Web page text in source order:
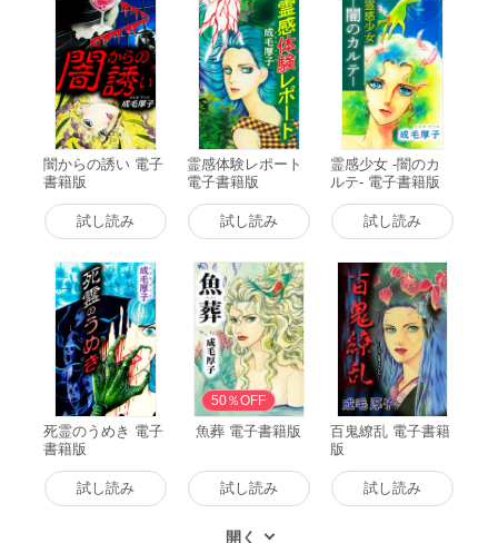
闇からの誘い 電子
書籍版
試し読み
霊感体験レポート
電子書籍版
試し読み
霊感少女 -闇のカ
ルテ- 電子書籍版
試し読み
死霊のうめき 電子
書籍版
試し読み
50％OFF
魚葬 電子書籍版
試し読み
百鬼繚乱 電子書籍
版
試し読み